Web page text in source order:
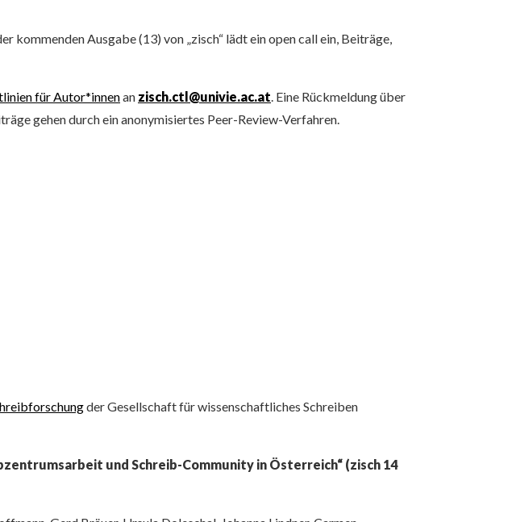
kommenden Ausgabe (13) von „zisch“ lädt ein open call ein, Beiträge,
für Autor*innenan zisch.ctl@univie.ac.at . Eine Rückmeldung über
gehen durch ein anonymisiertes Peer-Review-Verfahren.
der Gesellschaft für wissenschaftliches Schreiben
und Schreib-Community in Österreich“ (zisch 14